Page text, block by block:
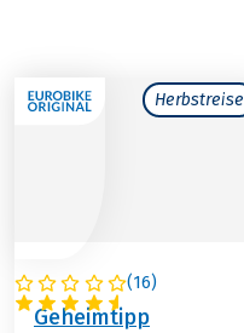
Herbstreise
(16)
ÖSTERREICH
Geheimtipp